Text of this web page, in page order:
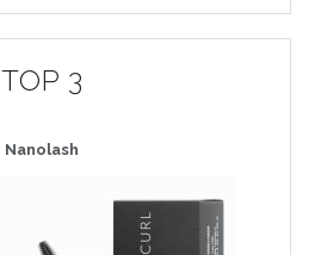
TOP 3
Nanolash